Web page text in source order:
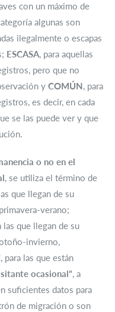
con un máximo de
algunas son
ilegalmente o escapas
ESCASA, para aquellas
pero que no
y COMÚN, para
es decir, en cada
se las puede ver y que
o no en el
, se utiliza el término de
que llegan de su
verano;
las que llegan de su
invierno,
, para las que están
ocasional”, a
suficientes datos para
de migración o son